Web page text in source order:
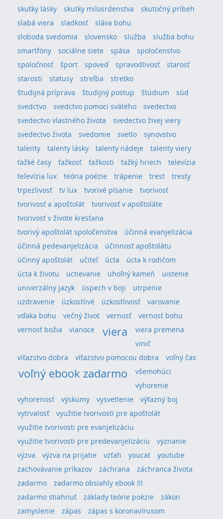
skutky lásky
skutky milosrdenstva
skutočný príbeh
slabá viera
sladkosť
sláva bohu
sloboda svedomia
slovensko služba
služba bohu
smartfóny
sociálne siete spása
spoločenstvo
spoločnosť
šport spoveď spravodlivosť
starosť
starosti
statusy streľba
stretko
študijná príprava
študijný postup štúdium
súd
svedctvo
svedctvo pomoci svätého
svedectvo
svedectvo vlastného života
svedectvo živej viery
svedectvo života
svedomie svetlo
synovstvo
talenty
talenty lásky talenty nádeje
talenty viery
ťažké časy
ťažkosť ťažkosti ťažký hriech
televízia
televízia lux
teória poézie trápenie trest
tresty
trpezlivosť
tv lux tvorivé písanie
tvorivosť
tvorivosť a apoštolát
tvorivosť v apoštoláte
tvorivosť v živote kresťana
tvorivý apoštolát spoločenstva
účinná evanjelizácia
účinná pedevanjelizácia
účinnosť apoštolátu
účinný apoštolát
učiteľ úcta
úcta k rodičom
úcta k životu
uctievanie uhoľný kameň
uistenie
univerzálny jazyk
úspech v boji
utrpenie
uzdravenie
úzkostlivé úzkostlivosť
varovanie
vďaka bohu
večný život vernosť
vernosť bohu
vernosť božia
vianoce viera
viera premena
vinič
víťazstvo dobra
víťazstvo pomocou dobra voľný čas
voľný ebook zadarmo
všemohúci
vyhorenie
vyhorenosť
výskumy vysvetlenie
výťazný boj
vytrvalosť
využitie tvorivosti pre apoštolát
využitie tvorivosti pre evanjelizáciu
využitie tvorivosti pre predevanjelizáciu
vyznanie
výzva
výzva na prijatie vzťah youcat
youtube
zachovávanie príkazov
záchrana
záchranca života
zadarmo
zadarmo obsiahly ebook !!!
zadarmo stiahnuť
základy teórie poézie
zákon
zamyslenie
zápas
zápas s koronavírusom